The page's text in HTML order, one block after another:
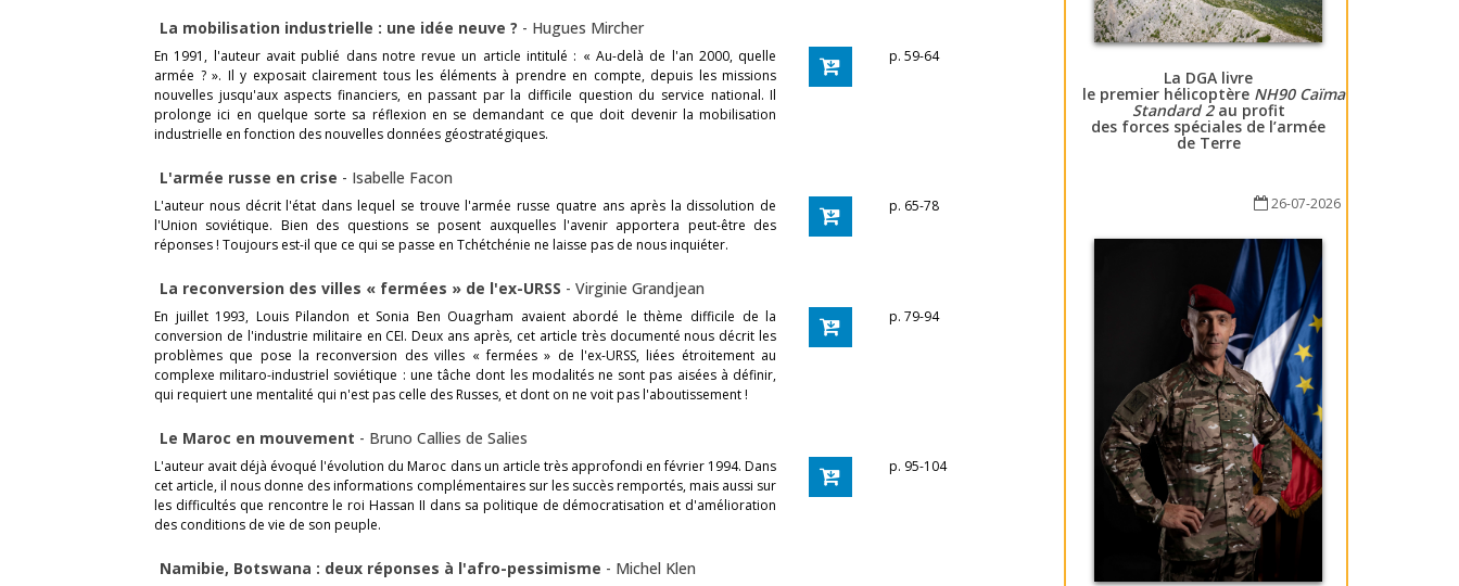
La mobilisation industrielle : une idée neuve ? - Hugues Mircher
En 1991, l'auteur avait publié dans notre revue un article intitulé : « Au-delà de l'an 2000, quelle
armée ? ». Il y exposait clairement tous les éléments à prendre en compte, depuis les missions
nouvelles jusqu'aux aspects financiers, en passant par la difficile question du service national. Il
prolonge ici en quelque sorte sa réflexion en se demandant ce que doit devenir la mobilisation
industrielle en fonction des nouvelles données géostratégiques.
p. 59-64
L'armée russe en crise - Isabelle Facon
L'auteur nous décrit l'état dans lequel se trouve l'armée russe quatre ans après la dissolution de
l'Union soviétique. Bien des questions se posent auxquelles l'avenir apportera peut-être des
réponses ! Toujours est-il que ce qui se passe en Tchétchénie ne laisse pas de nous inquiéter.
p. 65-78
La reconversion des villes « fermées » de l'ex-URSS - Virginie Grandjean
En juillet 1993, Louis Pilandon et Sonia Ben Ouagrham avaient abordé le thème difficile de la
conversion de l'industrie militaire en CEI. Deux ans après, cet article très documenté nous décrit les
problèmes que pose la reconversion des villes « fermées » de l'ex-URSS, liées étroitement au
complexe militaro-industriel soviétique : une tâche dont les modalités ne sont pas aisées à définir,
qui requiert une mentalité qui n'est pas celle des Russes, et dont on ne voit pas l'aboutissement !
p. 79-94
Le Maroc en mouvement - Bruno Callies de Salies
L'auteur avait déjà évoqué l'évolution du Maroc dans un article très approfondi en février 1994. Dans
cet article, il nous donne des informations complémentaires sur les succès remportés, mais aussi sur
les difficultés que rencontre le roi Hassan II dans sa politique de démocratisation et d'amélioration
des conditions de vie de son peuple.
p. 95-104
Namibie, Botswana : deux réponses à l'afro-pessimisme - Michel Klen
La DGA livre
le premier hélicoptère NH90 Caïman
Standard 2au profit
des forces spéciales de l’armée
de Terre
26-07-2026